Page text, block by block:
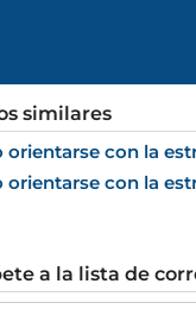
similares
orientarse con la
orientarse con la
a la lista de